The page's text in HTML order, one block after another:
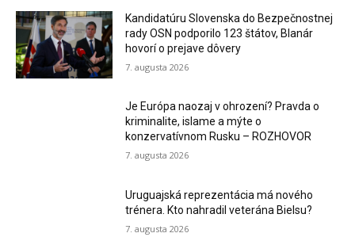
Kandidatúru Slovenska do Bezpečnostnej
rady OSN podporilo 123 štátov, Blanár
hovorí o prejave dôvery
7. augusta 2026
Je Európa naozaj v ohrození? Pravda o
kriminalite, islame a mýte o
konzervatívnom Rusku – ROZHOVOR
7. augusta 2026
Uruguajská reprezentácia má nového
trénera. Kto nahradil veterána Bielsu?
7. augusta 2026